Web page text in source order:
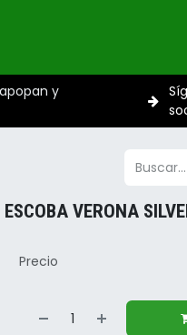
y
ESCOBA VERONA
Precio